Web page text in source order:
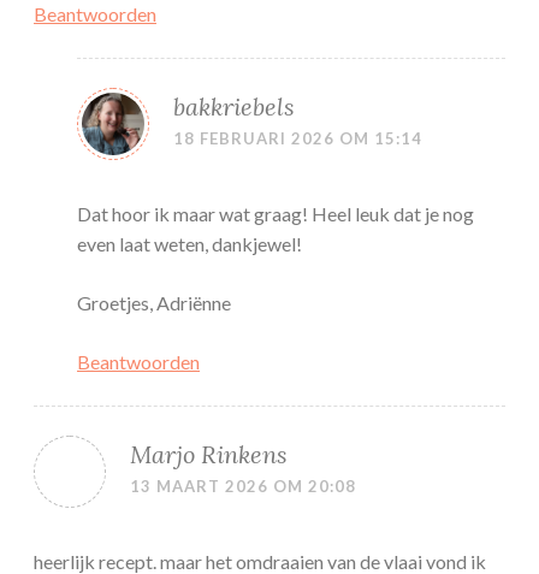
Beantwoorden
bakkriebels
18 FEBRUARI 2026 OM 15:14
Dat hoor ik maar wat graag! Heel leuk dat je nog
even laat weten, dankjewel!
Groetjes, Adriënne
Beantwoorden
Marjo Rinkens
13 MAART 2026 OM 20:08
heerlijk recept. maar het omdraaien van de vlaai vond ik